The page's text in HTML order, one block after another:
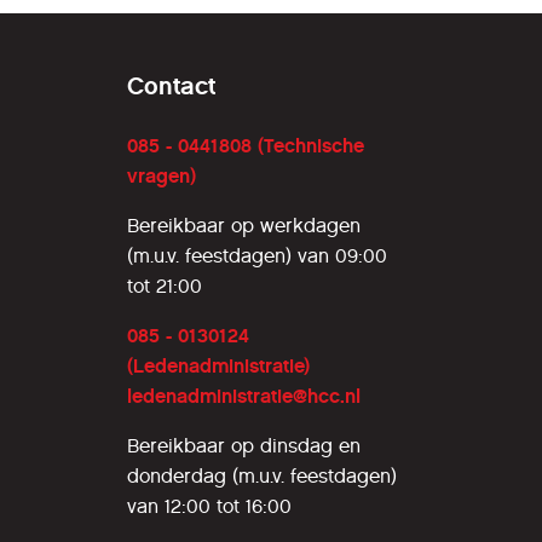
Contact
085 - 0441808 (Technische
vragen)
Bereikbaar op werkdagen
(m.u.v. feestdagen) van 09:00
tot 21:00
085 - 0130124
(Ledenadministratie)
ledenadministratie@hcc.nl
Bereikbaar op dinsdag en
donderdag (m.u.v. feestdagen)
van 12:00 tot 16:00